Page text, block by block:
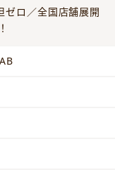
ゼロ／全国店舗展開